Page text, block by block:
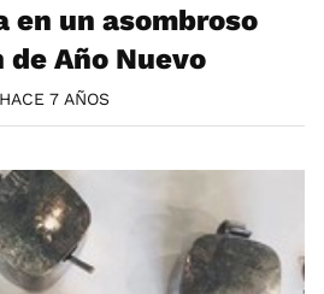
en un asombroso
de Año Nuevo
HACE 7 AÑOS